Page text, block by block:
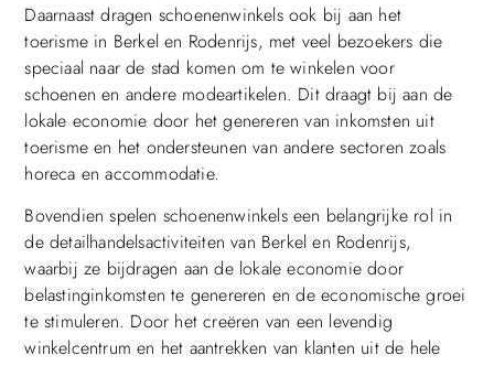
Daarnaast dragen schoenenwinkels ook bij aan het
toerisme in Berkel en Rodenrijs, met veel bezoekers die
speciaal naar de stad komen om te winkelen voor
schoenen en andere modeartikelen. Dit draagt bij aan de
lokale economie door het genereren van inkomsten uit
toerisme en het ondersteunen van andere sectoren zoals
horeca en accommodatie.
Bovendien spelen schoenenwinkels een belangrijke rol in
de detailhandelsactiviteiten van Berkel en Rodenrijs,
waarbij ze bijdragen aan de lokale economie door
belastinginkomsten te genereren en de economische groei
te stimuleren. Door het creëren van een levendig
winkelcentrum en het aantrekken van klanten uit de hele